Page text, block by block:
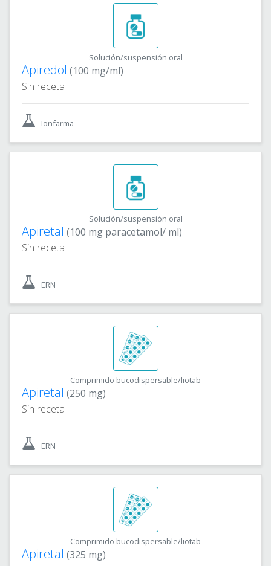
Solución/suspensión oral
Apiredol (100 mg/ml)
Sin receta
Ionfarma
Solución/suspensión oral
Apiretal (100 mg paracetamol/ ml)
Sin receta
ERN
Comprimido bucodispersable/liotab
Apiretal (250 mg)
Sin receta
ERN
Comprimido bucodispersable/liotab
Apiretal (325 mg)